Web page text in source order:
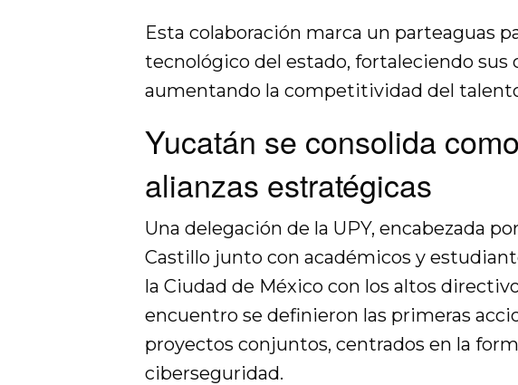
Esta colaboración marca un parteaguas
tecnológico del estado, fortaleciendo sus
aumentando la competitividad del
Yucatán se consolida
alianzas estratégicas
Una delegación de la UPY, encabezada
Castillo junto con académicos y
la Ciudad de México con los altos
encuentro se definieron las primeras
proyectos conjuntos, centrados en la
ciberseguridad.